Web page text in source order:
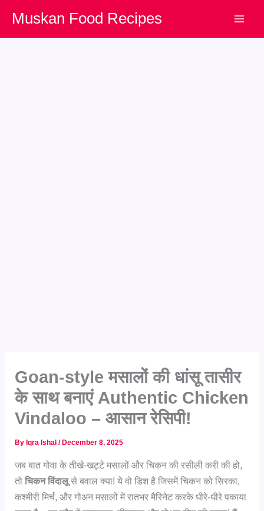
content
Muskan Food Recipes
Goan-style मसालों की धांसू तासीर
के साथ बनाएं Authentic Chicken
Vindaloo – आसान रेसिपी!
By Iqra Ishal/ December 8, 2025
जब बात गोवा के तीखे-खट्टे मसालों और चिकन की रसीली करी की हो,
तोचिकन विंदालूसे बवाल क्या! ये वो डिश है जिसमें चिकन को सिरका,
कश्मीरी मिर्च, और गोअन मसालों में रातभर मैरिनेट करके धीरे-धीरे पकाया